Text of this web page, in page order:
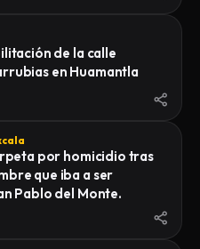
de la calle
en Huamantla
por homicidio tras
que iba a ser
Pablo del Monte.